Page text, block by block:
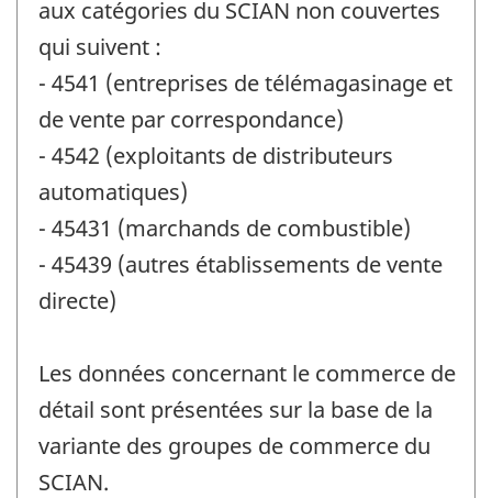
aux catégories du SCIAN non couvertes
qui suivent :
- 4541 (entreprises de télémagasinage et
de vente par correspondance)
- 4542 (exploitants de distributeurs
automatiques)
- 45431 (marchands de combustible)
- 45439 (autres établissements de vente
directe)
Les données concernant le commerce de
détail sont présentées sur la base de la
variante des groupes de commerce du
SCIAN.